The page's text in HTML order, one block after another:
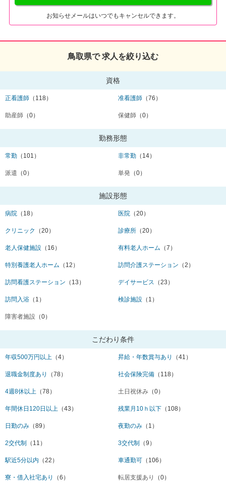
お知らせメールはいつでもキャンセルできます。
鳥取県で 求人を絞り込む
資格
正看護師 （118） 准看護師 （76）
助産師 （0） 保健師 （0）
勤務形態
常勤 （101） 非常勤 （14）
派遣 （0） 単発 （0）
施設形態
病院 （18） 医院 （20）
クリニック （20） 診療所 （20）
老人保健施設 （16） 有料老人ホーム （7）
特別養護老人ホーム （12） 訪問介護ステーション （2）
訪問看護ステーション （13） デイサービス （23）
訪問入浴 （1） 検診施設 （1）
障害者施設 （0）
こだわり条件
年収500万円以上 （4） 昇給・年数賞与あり （41）
退職金制度あり （78） 社会保険完備 （118）
4週8休以上 （78） 土日祝休み （0）
年間休日120日以上 （43） 残業月10ｈ以下 （108）
日勤のみ （89） 夜勤のみ （1）
2交代制 （11） 3交代制 （9）
駅近5分以内 （22） 車通勤可 （106）
寮・借入社宅あり （6） 転居支援あり （0）